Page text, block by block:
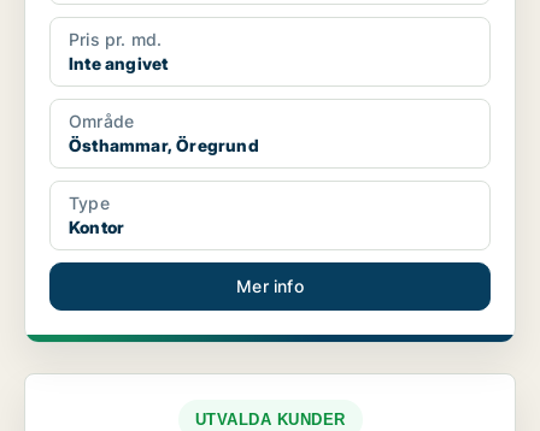
Pris pr. md.
Inte angivet
Område
Östhammar, Öregrund
Type
Kontor
Mer info
UTVALDA KUNDER